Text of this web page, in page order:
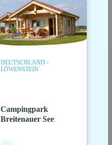
DEUTSCHLAND -
LÖWENSTEIN
Campingpark
Breitenauer See